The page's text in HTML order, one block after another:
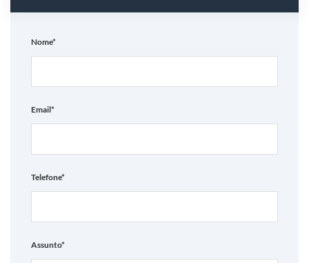
Nome*
Email*
Telefone*
Assunto*